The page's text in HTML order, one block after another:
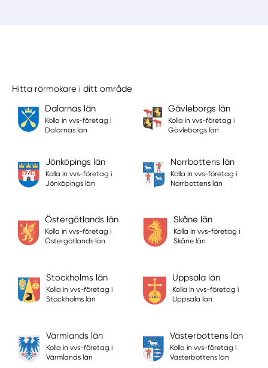
Hitta rörmokare i ditt område
Dalarnas län
Kolla in vvs-företag i
Dalarnas län
Gävleborgs län
Kolla in vvs-företag i
Gävleborgs län
Jönköpings län
Kolla in vvs-företag i
Jönköpings län
Norrbottens län
Kolla in vvs-företag i
Norrbottens län
Östergötlands län
Kolla in vvs-företag i
Östergötlands län
Skåne län
Kolla in vvs-företag i
Skåne län
Stockholms län
Kolla in vvs-företag i
Stockholms län
Uppsala län
Kolla in vvs-företag i
Uppsala län
Värmlands län
Kolla in vvs-företag i
Värmlands län
Västerbottens län
Kolla in vvs-företag i
Västerbottens län